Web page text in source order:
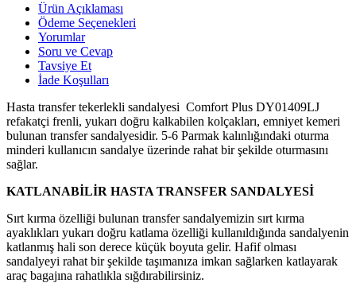
Ürün Açıklaması
Ödeme Seçenekleri
Yorumlar
Soru ve Cevap
Tavsiye Et
İade Koşulları
Hasta transfer tekerlekli sandalyesi Comfort Plus DY01409LJ
refakatçi frenli, yukarı doğru kalkabilen kolçakları, emniyet kemeri
bulunan transfer sandalyesidir. 5-6 Parmak kalınlığındaki oturma
minderi kullanıcın sandalye üzerinde rahat bir şekilde oturmasını
sağlar.
KATLANABİLİR HASTA TRANSFER SANDALYESİ
Sırt kırma özelliği bulunan transfer sandalyemizin sırt kırma
ayaklıkları yukarı doğru katlama özelliği kullanıldığında sandalyenin
katlanmış hali son derece küçük boyuta gelir. Hafif olması
sandalyeyi rahat bir şekilde taşımanıza imkan sağlarken katlayarak
araç bagajına rahatlıkla sığdırabilirsiniz.